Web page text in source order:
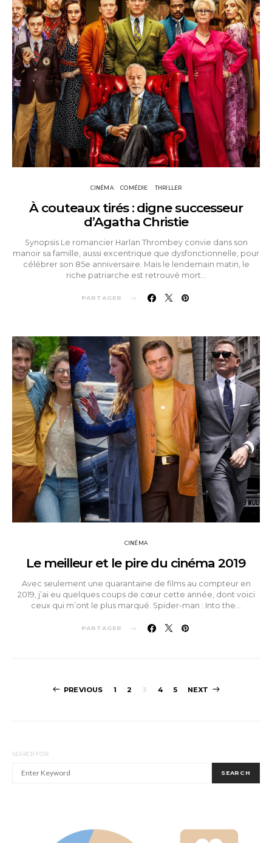
CINÉMA COMÉDIE THRILLER
À couteaux tirés : digne successeur
d’Agatha Christie
Synopsis Le romancier Harlan Thrombey convie dans son
manoir sa famille, aussi excentrique que dysfonctionnelle, pour
célébrer son 85e anniversaire. Mais le lendemain matin, le
riche patriarche est retrouvé mort…
PARTAGER
CINÉMA
Le meilleur et le pire du cinéma 2019
Avec seulement une quarantaine de films au compteur en
2019, j’ai eu quelques coups de cœur cette année, dont voici
ceux qui m’ont le plus marqué. Spider-man : Into the…
PARTAGER
Pagination
PREVIOUS 1 2 3 4 5 NEXT
SEARCH FOR:
SEARCH